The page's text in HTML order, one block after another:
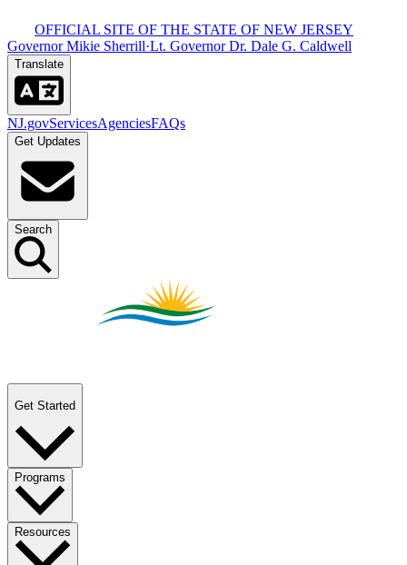
OFFICIAL SITE OF THE STATE OF NEW JERSEY​​​​‌ ‍ ​‍​‍‌‍ ‌ ​‍‌‍‍‌‌‍‌ ‌‍‍‌‌‍ ‍​‍​‍​ ‍‍​‍​‍‌ ​ ‌‍​‌‌‍ ‍‌‍‍‌‌ ‌​‌ ‍‌​‍ ‍‌‍‍‌‌‍ ​‍​‍​‍ ​​‍​‍‌‍‍​‌ ​‍‌‍‌‌‌‍‌‍​‍​‍​ ‍‍​‍​‍‌‍‍​‌ ‌​‌ ‌​‌ ​​​ ‍‍​‍ ​‍ ‌‍ ​‌‍ ‌‍​ ‌‍​‌‌‍ ​‌‍‍​‌‍ ‌ ​ ‌ ‌​​ ‍‍​ ​ ​ ​ ​ ​ ​ ​ ​‍ ‌‍‍‌‌‍ ‍‌ ‌​‌‍‌‌‌‍ ‍‌ ‌​​‍ ‌‍‌‌‌‍‌​‌‍‍‌‌ ‌​​‍ ‌‍ ‌‌‍ ‌‍‌​‌‍‌‌​ ‌‌ ​​‌ ​‍‌‍‌‌‌ ​ ‌‍‌‌‌‍ ‍‌ ‌​‌‍​‌‌ ‌​‌‍‍‌‌‍ ‌‍ ‍​ ‍ ‌‍‍‌‌‍‌​​ ‌‌‍ ‍‌‍‍‍‌​‌ ‌‍ ‌ ‌‍‌​ ​‌‍​‌‌ ‍‌‌‍ ‌ ‌‌‌ ‌​​ ‍ ‌ ‌​‌ ‍‌‌ ​​‌‍‌‌​ ‌‌‍ ‍‌‍‍‍‌‍ ​‌‍​‌‌ ‍‌‌‍ ‌ ‌‌‌ ‌​​ ‍ ‌ ​​‌‍​‌‌ ‌​‌‍‍​​ ‌‌‍‍​‌‍‌‌‌‍​‌‌‍‌​‌‍‌‌‌ ​‍​‍ ‍‌ ​ ‌‍‌‌‌‍​‌‌‍ ​​‍ ‍‌ ‌​‌‍‌‌‌ ‍​‌ ‌​​ ‌‍​‍‌‍​‌‌ ​ ‌‍‌‌‌‌‌‌‌ ​‍‌‍ ​​ ‌‌‍‍​‌ ‌​‌ ‌​‌ ​​​‍‌‌​ ​ ‌​​‌​‍‌‌​ ​‍‌​‌‍​‍‌‌​ ​‍‌​‌‍‌‍ ​‌‍ ‌‍​ ‌‍​‌‌‍ ​‌‍‍​‌‍ ‌ ​ ‌ ‌​​‍‌‌​ ​ ‌​​‌​ ​ ​ ​ ​ ​ ​ ​ ​‍‌‍‌‍‍‌‌‍‌​​ ‌‌‍ ‍‌‍‍‍‌​‌ ‌‍ ‌ ‌‍‌​ ​‌‍​‌‌ ‍‌‌‍ ‌ ‌‌‌ ‌​​‍‌‍‌ ‌​‌ ‍‌‌ ​​‌‍‌‌​ ‌‌‍ ‍‌‍‍‍‌‍ ​‌‍​‌‌ ‍‌‌‍ ‌ ‌‌‌ ‌​​‍‌‍‌ ​​‌‍​‌‌ ‌​‌‍‍​​ ‌‌‍‍​‌‍‌‌‌‍​‌‌‍‌​‌‍‌‌‌ ​‍​‍ ‍‌ ​ ‌‍‌‌‌‍​‌‌‍ ​​‍ ‍‌ ‌​‌‍‌‌‌ ‍​‌ ‌​​‍‌‍‌ ​​‌‍‌‌‌ ​‍‌ ​ ‌ ​​‌‍‌‌‌‍​ ‌ ‌​‌‍‍‌‌ ‌‍‌‍‌‌​ ‌‌ ​​‌ ‌‌‌‍​‍‌‍ ​‌‍‍‌‌ ​ ‌‍‍​‌‍‌‌‌‍‌​​‍​‍‌ ‌
Governor Mikie Sherrill​​​​‌ ‍ ​‍​‍‌‍ ‌ ​‍‌‍‍‌‌‍‌ ‌‍‍‌‌‍ ‍​‍​‍​ ‍‍​‍​‍‌ ​ ‌‍​‌‌‍ ‍‌‍‍‌‌ ‌​‌ ‍‌​‍ ‍‌‍‍‌‌‍ ​‍​‍​‍ ​​‍​‍‌‍‍​‌ ​‍‌‍‌‌‌‍‌‍​‍​‍​ ‍‍​‍​‍‌‍‍​‌ ‌​‌ ‌​‌ ​​​ ‍‍​‍ ​‍ ‌‍ ​‌‍ ‌‍​ ‌‍​‌‌‍ ​‌‍‍​‌‍ ‌ ​ ‌ ‌​​ ‍‍​ ​ ​ ​ ​ ​ ​ ​ ​‍ ‌‍‍‌‌‍ ‍‌ ‌​‌‍‌‌‌‍ ‍‌ ‌​​‍ ‌‍‌‌‌‍‌​‌‍‍‌‌ ‌​​‍ ‌‍ ‌‌‍ ‌‍‌​‌‍‌‌​ ‌‌ ​​‌ ​‍‌‍‌‌‌ ​ ‌‍‌‌‌‍ ‍‌ ‌​‌‍​‌‌ ‌​‌‍‍‌‌‍ ‌‍ ‍​ ‍ ‌‍‍‌‌‍‌​​ ‌‌‍ ‍‌‍‍‍‌​‌ ‌‍ ‌ ‌‍‌​ ​‌‍​‌‌ ‍‌‌‍ ‌ ‌‌‌ ‌​​ ‍ ‌ ‌​‌ ‍‌‌ ​​‌‍‌‌​ ‌‌‍ ‍‌‍‍‍‌‍ ​‌‍​‌‌ ‍‌‌‍ ‌ ‌‌‌ ‌​​ ‍ ‌ ​​‌‍​‌‌ ‌​‌‍‍​​ ‌‌‍‍​‌‍‌‌‌‍​‌‌‍‌​‌‍‌‌‌ ​‍​‍ ‍‌‍ ​‌‍‌‌‌‍​‌‌‍‌​‌‍‌‌‌ ​‍‌ ​ ​‍ ‍‌‍‌ ‌‍ ‌ ‌‍‌‍‌‌‌ ​‍‌‍ ‍‌‍ ‌ ​‍​ ‌‍​‍‌‍​‌‌ ​ ‌‍‌‌‌‌‌‌‌ ​‍‌‍ ​​ ‌‌‍‍​‌ ‌​‌ ‌​‌ ​​​‍‌‌​ ​ ‌​​‌​‍‌‌​ ​‍‌​‌‍​‍‌‌​ ​‍‌​‌‍‌‍ ​‌‍ ‌‍​ ‌‍​‌‌‍ ​‌‍‍​‌‍ ‌ ​ ‌ ‌​​‍‌‌​ ​ ‌​​‌​ ​ ​ ​ ​ ​ ​ ​ ​‍‌‍‌‍‍‌‌‍‌​​ ‌‌‍ ‍‌‍‍‍‌​‌ ‌‍ ‌ ‌‍‌​ ​‌‍​‌‌ ‍‌‌‍ ‌ ‌‌‌ ‌​​‍‌‍‌ ‌​‌ ‍‌‌ ​​‌‍‌‌​ ‌‌‍ ‍‌‍‍‍‌‍ ​‌‍​‌‌ ‍‌‌‍ ‌ ‌‌‌ ‌​​‍‌‍‌ ​​‌‍​‌‌ ‌​‌‍‍​​ ‌‌‍‍​‌‍‌‌‌‍​‌‌‍‌​‌‍‌‌‌ ​‍​‍ ‍‌‍ ​‌‍‌‌‌‍​‌‌‍‌​‌‍‌‌‌ ​‍‌ ​ ​‍ ‍‌‍‌ ‌‍ ‌ ‌‍‌‍‌‌‌ ​‍‌‍ ‍‌‍ ‌ ​‍​‍‌‍‌ ​​‌‍‌‌‌ ​‍‌ ​ ‌ ​​‌‍‌‌‌‍​ ‌ ‌​‌‍‍‌‌ ‌‍‌‍‌‌​ ‌‌ ​​‌ ‌‌‌‍​‍‌‍ ​‌‍‍‌‌ ​ ‌‍‍​‌‍‌‌‌‍‌​​‍​‍‌ ‌·Lt. Governor Dr. Dale G. Caldwell​​​​‌ ‍ ​‍​‍‌‍ ‌ ​‍‌‍‍‌‌‍‌ ‌‍‍‌‌‍ ‍​‍​‍​ ‍‍​‍​‍‌ ​ ‌‍​‌‌‍ ‍‌‍‍‌‌ ‌​‌ ‍‌​‍ ‍‌‍‍‌‌‍ ​‍​‍​‍ ​​‍​‍‌‍‍​‌ ​‍‌‍‌‌‌‍‌‍​‍​‍​ ‍‍​‍​‍‌‍‍​‌ ‌​‌ ‌​‌ ​​​ ‍‍​‍ ​‍ ‌‍ ​‌‍ ‌‍​ ‌‍​‌‌‍ ​‌‍‍​‌‍ ‌ ​ ‌ ‌​​ ‍‍​ ​ ​ ​ ​ ​ ​ ​ ​‍ ‌‍‍‌‌‍ ‍‌ ‌​‌‍‌‌‌‍ ‍‌ ‌​​‍ ‌‍‌‌‌‍‌​‌‍‍‌‌ ‌​​‍ ‌‍ ‌‌‍ ‌‍‌​‌‍‌‌​ ‌‌ ​​‌ ​‍‌‍‌‌‌ ​ ‌‍‌‌‌‍ ‍‌ ‌​‌‍​‌‌ ‌​‌‍‍‌‌‍ ‌‍ ‍​ ‍ ‌‍‍‌‌‍‌​​ ‌‌‍ ‍‌‍‍‍‌​‌ ‌‍ ‌ ‌‍‌​ ​‌‍​‌‌ ‍‌‌‍ ‌ ‌‌‌ ‌​​ ‍ ‌ ‌​‌ ‍‌‌ ​​‌‍‌‌​ ‌‌‍ ‍‌‍‍‍‌‍ ​‌‍​‌‌ ‍‌‌‍ ‌ ‌‌‌ ‌​​ ‍ ‌ ​​‌‍​‌‌ ‌​‌‍‍​​ ‌‌‍‍​‌‍‌‌‌‍​‌‌‍‌​‌‍‌‌‌ ​‍​‍ ‍‌‍ ​‌‍‌‌‌‍​‌‌‍‌​‌‍‌‌‌ ​‍‌ ​ ​‍ ‍‌‍ ​‌ ‌​‌​‌ ‌‍ ‌ ‌‍‌‍‌‌‌ ​‍‌‍ ‍‌‍ ‌ ​‍​ ‌‍​‍‌‍​‌‌ ​ ‌‍‌‌‌‌‌‌‌ ​‍‌‍ ​​ ‌‌‍‍​‌ ‌​‌ ‌​‌ ​​​‍‌‌​ ​ ‌​​‌​‍‌‌​ ​‍‌​‌‍​‍‌‌​ ​‍‌​‌‍‌‍ ​‌‍ ‌‍​ ‌‍​‌‌‍ ​‌‍‍​‌‍ ‌ ​ ‌ ‌​​‍‌‌​ ​ ‌​​‌​ ​ ​ ​ ​ ​ ​ ​ ​‍‌‍‌‍‍‌‌‍‌​​ ‌‌‍ ‍‌‍‍‍‌​‌ ‌‍ ‌ ‌‍‌​ ​‌‍​‌‌ ‍‌‌‍ ‌ ‌‌‌ ‌​​‍‌‍‌ ‌​‌ ‍‌‌ ​​‌‍‌‌​ ‌‌‍ ‍‌‍‍‍‌‍ ​‌‍​‌‌ ‍‌‌‍ ‌ ‌‌‌ ‌​​‍‌‍‌ ​​‌‍​‌‌ ‌​‌‍‍​​ ‌‌‍‍​‌‍‌‌‌‍​‌‌‍‌​‌‍‌‌‌ ​‍​‍ ‍‌‍ ​‌‍‌‌‌‍​‌‌‍‌​‌‍‌‌‌ ​‍‌ ​ ​‍ ‍‌‍ ​‌ ‌​‌​‌ ‌‍ ‌ ‌‍‌‍‌‌‌ ​‍‌‍ ‍‌‍ ‌ ​‍​‍‌‍‌ ​​‌‍‌‌‌ ​‍‌ ​ ‌ ​​‌‍‌‌‌‍​ ‌ ‌​‌‍‍‌‌ ‌‍‌‍‌‌​ ‌‌ ​​‌ ‌‌‌‍​‍‌‍ ​‌‍‍‌‌ ​ ‌‍‍​‌‍‌‌‌‍‌​​‍​‍‌ ‌
Translate​​​​‌ ‍ ​‍​‍‌‍ ‌ ​‍‌‍‍‌‌‍‌ ‌‍‍‌‌‍ ‍​‍​‍​ ‍‍​‍​‍‌ ​ ‌‍​‌‌‍ ‍‌‍‍‌‌ ‌​‌ ‍‌​‍ ‍‌‍‍‌‌‍ ​‍​‍​‍ ​​‍​‍‌‍‍​‌ ​‍‌‍‌‌‌‍‌‍​‍​‍​ ‍‍​‍​‍‌‍‍​‌ ‌​‌ ‌​‌ ​​​ ‍‍​‍ ​‍ ‌‍ ​‌‍ ‌‍​ ‌‍​‌‌‍ ​‌‍‍​‌‍ ‌ ​ ‌ ‌​​ ‍‍​ ​ ​ ​ ​ ​ ​ ​ ​‍ ‌‍‍‌‌‍ ‍‌ ‌​‌‍‌‌‌‍ ‍‌ ‌​​‍ ‌‍‌‌‌‍‌​‌‍‍‌‌ ‌​​‍ ‌‍ ‌‌‍ ‌‍‌​‌‍‌‌​ ‌‌ ​​‌ ​‍‌‍‌‌‌ ​ ‌‍‌‌‌‍ ‍‌ ‌​‌‍​‌‌ ‌​‌‍‍‌‌‍ ‌‍ ‍​ ‍ ‌‍‍‌‌‍‌​​ ‌‌‍ ‍‌‍‍‍‌​‌ ‌‍ ‌ ‌‍‌​ ​‌‍​‌‌ ‍‌‌‍ ‌ ‌‌‌ ‌​​ ‍ ‌ ‌​‌ ‍‌‌ ​​‌‍‌‌​ ‌‌‍ ‍‌‍‍‍‌‍ ​‌‍​‌‌ ‍‌‌‍ ‌ ‌‌‌ ‌​​ ‍ ‌ ​​‌‍​‌‌ ‌​‌‍‍​​ ‌‌‍‍​‌‍‌‌‌‍​‌‌‍‌​‌‍‌‌‌ ​‍​‍ ‍‌ ‌​‌ ​‍‌‍​‌‌‍ ‍‌ ​ ‌‍ ​‌‍​‌‌ ‌​‌‍‍‌‌‍ ‌‍ ‍‌ ​ ​‍ ‍‌‍​‍‌ ‌​‌‍ ‍​ ‌‍​‍‌‍​‌‌ ​ ‌‍‌‌‌‌‌‌‌ ​‍‌‍ ​​ ‌‌‍‍​‌ ‌​‌ ‌​‌ ​​​‍‌‌​ ​ ‌​​‌​‍‌‌​ ​‍‌​‌‍​‍‌‌​ ​‍‌​‌‍‌‍ ​‌‍ ‌‍​ ‌‍​‌‌‍ ​‌‍‍​‌‍ ‌ ​ ‌ ‌​​‍‌‌​ ​ ‌​​‌​ ​ ​ ​ ​ ​ ​ ​ ​‍‌‍‌‍‍‌‌‍‌​​ ‌‌‍ ‍‌‍‍‍‌​‌ ‌‍ ‌ ‌‍‌​ ​‌‍​‌‌ ‍‌‌‍ ‌ ‌‌‌ ‌​​‍‌‍‌ ‌​‌ ‍‌‌ ​​‌‍‌‌​ ‌‌‍ ‍‌‍‍‍‌‍ ​‌‍​‌‌ ‍‌‌‍ ‌ ‌‌‌ ‌​​‍‌‍‌ ​​‌‍​‌‌ ‌​‌‍‍​​ ‌‌‍‍​‌‍‌‌‌‍​‌‌‍‌​‌‍‌‌‌ ​‍​‍ ‍‌ ‌​‌ ​‍‌‍​‌‌‍ ‍‌ ​ ‌‍ ​‌‍​‌‌ ‌​‌‍‍‌‌‍ ‌‍ ‍‌ ​ ​‍ ‍‌‍​‍‌ ‌​‌‍ ‍​‍‌‍‌ ​​‌‍‌‌‌ ​‍‌ ​ ‌ ​​‌‍‌‌‌‍​ ‌ ‌​‌‍‍‌‌ ‌‍‌‍‌‌​ ‌‌ ​​‌ ‌‌‌‍​‍‌‍ ​‌‍‍‌‌ ​ ‌‍‍​‌‍‌‌‌‍‌​​‍​‍‌ ‌
NJ.gov​​​​‌ ‍ ​‍​‍‌‍ ‌ ​‍‌‍‍‌‌‍‌ ‌‍‍‌‌‍ ‍​‍​‍​ ‍‍​‍​‍‌ ​ ‌‍​‌‌‍ ‍‌‍‍‌‌ ‌​‌ ‍‌​‍ ‍‌‍‍‌‌‍ ​‍​‍​‍ ​​‍​‍‌‍‍​‌ ​‍‌‍‌‌‌‍‌‍​‍​‍​ ‍‍​‍​‍‌‍‍​‌ ‌​‌ ‌​‌ ​​​ ‍‍​‍ ​‍ ‌‍ ​‌‍ ‌‍​ ‌‍​‌‌‍ ​‌‍‍​‌‍ ‌ ​ ‌ ‌​​ ‍‍​ ​ ​ ​ ​ ​ ​ ​ ​‍ ‌‍‍‌‌‍ ‍‌ ‌​‌‍‌‌‌‍ ‍‌ ‌​​‍ ‌‍‌‌‌‍‌​‌‍‍‌‌ ‌​​‍ ‌‍ ‌‌‍ ‌‍‌​‌‍‌‌​ ‌‌ ​​‌ ​‍‌‍‌‌‌ ​ ‌‍‌‌‌‍ ‍‌ ‌​‌‍​‌‌ ‌​‌‍‍‌‌‍ ‌‍ ‍​ ‍ ‌‍‍‌‌‍‌​​ ‌‌‍ ‍‌‍‍‍‌​‌ ‌‍ ‌ ‌‍‌​ ​‌‍​‌‌ ‍‌‌‍ ‌ ‌‌‌ ‌​​ ‍ ‌ ‌​‌ ‍‌‌ ​​‌‍‌‌​ ‌‌‍ ‍‌‍‍‍‌‍ ​‌‍​‌‌ ‍‌‌‍ ‌ ‌‌‌ ‌​​ ‍ ‌ ​​‌‍​‌‌ ‌​‌‍‍​​ ‌‌‍‍​‌‍‌‌‌‍​‌‌‍‌​‌‍‌‌‌ ​‍​‍ ‍‌‍ ​‌‍‍‌‌‍ ‍‌‍‍ ‌ ​ ​‍‌‌​ ‌‌‌​​‍‌‌ ‌‍‍ ‌‍‌‌‌ ‍‌​‍‌‌​ ​ ‌​‌​​‍‌‌​ ​ ‌​‌​​‍‌‌​ ​‍​ ​‍​ ​‍‌‍‌‍‌‍​ ‌‍​ ​ ​ ‌‍​‍​ ‍​‌‍‌‌​ ​​​ ​ ‌‍​‍​ ​​​‍‌‌​ ​‍​ ​‍​‍‌‌​ ‌‌‌​‌​​‍ ‍‌ ‌​‌‍‌‌‌ ‍​‌ ‌​​ ‌‍​‍‌‍​‌‌ ​ ‌‍‌‌‌‌‌‌‌ ​‍‌‍ ​​ ‌‌‍‍​‌ ‌​‌ ‌​‌ ​​​‍‌‌​ ​ ‌​​‌​‍‌‌​ ​‍‌​‌‍​‍‌‌​ ​‍‌​‌‍‌‍ ​‌‍ ‌‍​ ‌‍​‌‌‍ ​‌‍‍​‌‍ ‌ ​ ‌ ‌​​‍‌‌​ ​ ‌​​‌​ ​ ​ ​ ​ ​ ​ ​ ​‍‌‍‌‍‍‌‌‍‌​​ ‌‌‍ ‍‌‍‍‍‌​‌ ‌‍ ‌ ‌‍‌​ ​‌‍​‌‌ ‍‌‌‍ ‌ ‌‌‌ ‌​​‍‌‍‌ ‌​‌ ‍‌‌ ​​‌‍‌‌​ ‌‌‍ ‍‌‍‍‍‌‍ ​‌‍​‌‌ ‍‌‌‍ ‌ ‌‌‌ ‌​​‍‌‍‌ ​​‌‍​‌‌ ‌​‌‍‍​​ ‌‌‍‍​‌‍‌‌‌‍​‌‌‍‌​‌‍‌‌‌ ​‍​‍ ‍‌‍ ​‌‍‍‌‌‍ ‍‌‍‍ ‌ ​ ​‍‌‌​ ‌‌‌​​‍‌‌ ‌‍‍ ‌‍‌‌‌ ‍‌​‍‌‌​ ​ ‌​‌​​‍‌‌​ ​ ‌​‌​​‍‌‌​ ​‍​ ​‍​ ​‍‌‍‌‍‌‍​ ‌‍​ ​ ​ ‌‍​‍​ ‍​‌‍‌‌​ ​​​ ​ ‌‍​‍​ ​​​‍‌‌​ ​‍​ ​‍​‍‌‌​ ‌‌‌​‌​​‍ ‍‌ ‌​‌‍‌‌‌ ‍​‌ ‌​​‍‌‍‌ ​​‌‍‌‌‌ ​‍‌ ​ ‌ ​​‌‍‌‌‌‍​ ‌ ‌​‌‍‍‌‌ ‌‍‌‍‌‌​ ‌‌ ​​‌ ‌‌‌‍​‍‌‍ ​‌‍‍‌‌ ​ ‌‍‍​‌‍‌‌‌‍‌​​‍​‍‌ ‌Services​​​​‌ ‍ ​‍​‍‌‍ ‌ ​‍‌‍‍‌‌‍‌ ‌‍‍‌‌‍ ‍​‍​‍​ ‍‍​‍​‍‌ ​ ‌‍​‌‌‍ ‍‌‍‍‌‌ ‌​‌ ‍‌​‍ ‍‌‍‍‌‌‍ ​‍​‍​‍ ​​‍​‍‌‍‍​‌ ​‍‌‍‌‌‌‍‌‍​‍​‍​ ‍‍​‍​‍‌‍‍​‌ ‌​‌ ‌​‌ ​​​ ‍‍​‍ ​‍ ‌‍ ​‌‍ ‌‍​ ‌‍​‌‌‍ ​‌‍‍​‌‍ ‌ ​ ‌ ‌​​ ‍‍​ ​ ​ ​ ​ ​ ​ ​ ​‍ ‌‍‍‌‌‍ ‍‌ ‌​‌‍‌‌‌‍ ‍‌ ‌​​‍ ‌‍‌‌‌‍‌​‌‍‍‌‌ ‌​​‍ ‌‍ ‌‌‍ ‌‍‌​‌‍‌‌​ ‌‌ ​​‌ ​‍‌‍‌‌‌ ​ ‌‍‌‌‌‍ ‍‌ ‌​‌‍​‌‌ ‌​‌‍‍‌‌‍ ‌‍ ‍​ ‍ ‌‍‍‌‌‍‌​​ ‌‌‍ ‍‌‍‍‍‌​‌ ‌‍ ‌ ‌‍‌​ ​‌‍​‌‌ ‍‌‌‍ ‌ ‌‌‌ ‌​​ ‍ ‌ ‌​‌ ‍‌‌ ​​‌‍‌‌​ ‌‌‍ ‍‌‍‍‍‌‍ ​‌‍​‌‌ ‍‌‌‍ ‌ ‌‌‌ ‌​​ ‍ ‌ ​​‌‍​‌‌ ‌​‌‍‍​​ ‌‌‍‍​‌‍‌‌‌‍​‌‌‍‌​‌‍‌‌‌ ​‍​‍ ‍‌‍ ​‌‍‍‌‌‍ ‍‌‍‍ ‌ ​ ​‍‌‌​ ‌‌‌​​‍‌‌ ‌‍‍ ‌‍‌‌‌ ‍‌​‍‌‌​ ​ ‌​‌​​‍‌‌​ ​ ‌​‌​​‍‌‌​ ​‍​ ​‍​ ​‍​ ‍​​ ‌ ​ ‍‌​ ​‍‌‍​ ‌‍​ ‌‍‌‍​ ​ ​ ‌ ​ ‌​​ ‌​​‍‌‌​ ​‍​ ​‍​‍‌‌​ ‌‌‌​‌​​‍ ‍‌ ‌​‌‍‌‌‌ ‍​‌ ‌​​ ‌‍​‍‌‍​‌‌ ​ ‌‍‌‌‌‌‌‌‌ ​‍‌‍ ​​ ‌‌‍‍​‌ ‌​‌ ‌​‌ ​​​‍‌‌​ ​ ‌​​‌​‍‌‌​ ​‍‌​‌‍​‍‌‌​ ​‍‌​‌‍‌‍ ​‌‍ ‌‍​ ‌‍​‌‌‍ ​‌‍‍​‌‍ ‌ ​ ‌ ‌​​‍‌‌​ ​ ‌​​‌​ ​ ​ ​ ​ ​ ​ ​ ​‍‌‍‌‍‍‌‌‍‌​​ ‌‌‍ ‍‌‍‍‍‌​‌ ‌‍ ‌ ‌‍‌​ ​‌‍​‌‌ ‍‌‌‍ ‌ ‌‌‌ ‌​​‍‌‍‌ ‌​‌ ‍‌‌ ​​‌‍‌‌​ ‌‌‍ ‍‌‍‍‍‌‍ ​‌‍​‌‌ ‍‌‌‍ ‌ ‌‌‌ ‌​​‍‌‍‌ ​​‌‍​‌‌ ‌​‌‍‍​​ ‌‌‍‍​‌‍‌‌‌‍​‌‌‍‌​‌‍‌‌‌ ​‍​‍ ‍‌‍ ​‌‍‍‌‌‍ ‍‌‍‍ ‌ ​ ​‍‌‌​ ‌‌‌​​‍‌‌ ‌‍‍ ‌‍‌‌‌ ‍‌​‍‌‌​ ​ ‌​‌​​‍‌‌​ ​ ‌​‌​​‍‌‌​ ​‍​ ​‍​ ​‍​ ‍​​ ‌ ​ ‍‌​ ​‍‌‍​ ‌‍​ ‌‍‌‍​ ​ ​ ‌ ​ ‌​​ ‌​​‍‌‌​ ​‍​ ​‍​‍‌‌​ ‌‌‌​‌​​‍ ‍‌ ‌​‌‍‌‌‌ ‍​‌ ‌​​‍‌‍‌ ​​‌‍‌‌‌ ​‍‌ ​ ‌ ​​‌‍‌‌‌‍​ ‌ ‌​‌‍‍‌‌ ‌‍‌‍‌‌​ ‌‌ ​​‌ ‌‌‌‍​‍‌‍ ​‌‍‍‌‌ ​ ‌‍‍​‌‍‌‌‌‍‌​​‍​‍‌ ‌Agencies​​​​‌ ‍ ​‍​‍‌‍ ‌ ​‍‌‍‍‌‌‍‌ ‌‍‍‌‌‍ ‍​‍​‍​ ‍‍​‍​‍‌ ​ ‌‍​‌‌‍ ‍‌‍‍‌‌ ‌​‌ ‍‌​‍ ‍‌‍‍‌‌‍ ​‍​‍​‍ ​​‍​‍‌‍‍​‌ ​‍‌‍‌‌‌‍‌‍​‍​‍​ ‍‍​‍​‍‌‍‍​‌ ‌​‌ ‌​‌ ​​​ ‍‍​‍ ​‍ ‌‍ ​‌‍ ‌‍​ ‌‍​‌‌‍ ​‌‍‍​‌‍ ‌ ​ ‌ ‌​​ ‍‍​ ​ ​ ​ ​ ​ ​ ​ ​‍ ‌‍‍‌‌‍ ‍‌ ‌​‌‍‌‌‌‍ ‍‌ ‌​​‍ ‌‍‌‌‌‍‌​‌‍‍‌‌ ‌​​‍ ‌‍ ‌‌‍ ‌‍‌​‌‍‌‌​ ‌‌ ​​‌ ​‍‌‍‌‌‌ ​ ‌‍‌‌‌‍ ‍‌ ‌​‌‍​‌‌ ‌​‌‍‍‌‌‍ ‌‍ ‍​ ‍ ‌‍‍‌‌‍‌​​ ‌‌‍ ‍‌‍‍‍‌​‌ ‌‍ ‌ ‌‍‌​ ​‌‍​‌‌ ‍‌‌‍ ‌ ‌‌‌ ‌​​ ‍ ‌ ‌​‌ ‍‌‌ ​​‌‍‌‌​ ‌‌‍ ‍‌‍‍‍‌‍ ​‌‍​‌‌ ‍‌‌‍ ‌ ‌‌‌ ‌​​ ‍ ‌ ​​‌‍​‌‌ ‌​‌‍‍​​ ‌‌‍‍​‌‍‌‌‌‍​‌‌‍‌​‌‍‌‌‌ ​‍​‍ ‍‌‍ ​‌‍‍‌‌‍ ‍‌‍‍ ‌ ​ ​‍‌‌​ ‌‌‌​​‍‌‌ ‌‍‍ ‌‍‌‌‌ ‍‌​‍‌‌​ ​ ‌​‌​​‍‌‌​ ​ ‌​‌​​‍‌‌​ ​‍​ ​‍​ ‌ ‌‍‌​​ ​‌‌‍‌‍​ ​ ​ ​​‌‍​ ‌‍​‍​ ‌ ‌‍‌​​ ‍​​ ​ ​‍‌‌​ ​‍​ ​‍​‍‌‌​ ‌‌‌​‌​​‍ ‍‌ ‌​‌‍‌‌‌ ‍​‌ ‌​​ ‌‍​‍‌‍​‌‌ ​ ‌‍‌‌‌‌‌‌‌ ​‍‌‍ ​​ ‌‌‍‍​‌ ‌​‌ ‌​‌ ​​​‍‌‌​ ​ ‌​​‌​‍‌‌​ ​‍‌​‌‍​‍‌‌​ ​‍‌​‌‍‌‍ ​‌‍ ‌‍​ ‌‍​‌‌‍ ​‌‍‍​‌‍ ‌ ​ ‌ ‌​​‍‌‌​ ​ ‌​​‌​ ​ ​ ​ ​ ​ ​ ​ ​‍‌‍‌‍‍‌‌‍‌​​ ‌‌‍ ‍‌‍‍‍‌​‌ ‌‍ ‌ ‌‍‌​ ​‌‍​‌‌ ‍‌‌‍ ‌ ‌‌‌ ‌​​‍‌‍‌ ‌​‌ ‍‌‌ ​​‌‍‌‌​ ‌‌‍ ‍‌‍‍‍‌‍ ​‌‍​‌‌ ‍‌‌‍ ‌ ‌‌‌ ‌​​‍‌‍‌ ​​‌‍​‌‌ ‌​‌‍‍​​ ‌‌‍‍​‌‍‌‌‌‍​‌‌‍‌​‌‍‌‌‌ ​‍​‍ ‍‌‍ ​‌‍‍‌‌‍ ‍‌‍‍ ‌ ​ ​‍‌‌​ ‌‌‌​​‍‌‌ ‌‍‍ ‌‍‌‌‌ ‍‌​‍‌‌​ ​ ‌​‌​​‍‌‌​ ​ ‌​‌​​‍‌‌​ ​‍​ ​‍​ ‌ ‌‍‌​​ ​‌‌‍‌‍​ ​ ​ ​​‌‍​ ‌‍​‍​ ‌ ‌‍‌​​ ‍​​ ​ ​‍‌‌​ ​‍​ ​‍​‍‌‌​ ‌‌‌​‌​​‍ ‍‌ ‌​‌‍‌‌‌ ‍​‌ ‌​​‍‌‍‌ ​​‌‍‌‌‌ ​‍‌ ​ ‌ ​​‌‍‌‌‌‍​ ‌ ‌​‌‍‍‌‌ ‌‍‌‍‌‌​ ‌‌ ​​‌ ‌‌‌‍​‍‌‍ ​‌‍‍‌‌ ​ ‌‍‍​‌‍‌‌‌‍‌​​‍​‍‌ ‌FAQs​​​​‌ ‍ ​‍​‍‌‍ ‌ ​‍‌‍‍‌‌‍‌ ‌‍‍‌‌‍ ‍​‍​‍​ ‍‍​‍​‍‌ ​ ‌‍​‌‌‍ ‍‌‍‍‌‌ ‌​‌ ‍‌​‍ ‍‌‍‍‌‌‍ ​‍​‍​‍ ​​‍​‍‌‍‍​‌ ​‍‌‍‌‌‌‍‌‍​‍​‍​ ‍‍​‍​‍‌‍‍​‌ ‌​‌ ‌​‌ ​​​ ‍‍​‍ ​‍ ‌‍ ​‌‍ ‌‍​ ‌‍​‌‌‍ ​‌‍‍​‌‍ ‌ ​ ‌ ‌​​ ‍‍​ ​ ​ ​ ​ ​ ​ ​ ​‍ ‌‍‍‌‌‍ ‍‌ ‌​‌‍‌‌‌‍ ‍‌ ‌​​‍ ‌‍‌‌‌‍‌​‌‍‍‌‌ ‌​​‍ ‌‍ ‌‌‍ ‌‍‌​‌‍‌‌​ ‌‌ ​​‌ ​‍‌‍‌‌‌ ​ ‌‍‌‌‌‍ ‍‌ ‌​‌‍​‌‌ ‌​‌‍‍‌‌‍ ‌‍ ‍​ ‍ ‌‍‍‌‌‍‌​​ ‌‌‍ ‍‌‍‍‍‌​‌ ‌‍ ‌ ‌‍‌​ ​‌‍​‌‌ ‍‌‌‍ ‌ ‌‌‌ ‌​​ ‍ ‌ ‌​‌ ‍‌‌ ​​‌‍‌‌​ ‌‌‍ ‍‌‍‍‍‌‍ ​‌‍​‌‌ ‍‌‌‍ ‌ ‌‌‌ ‌​​ ‍ ‌ ​​‌‍​‌‌ ‌​‌‍‍​​ ‌‌‍‍​‌‍‌‌‌‍​‌‌‍‌​‌‍‌‌‌ ​‍​‍ ‍‌‍ ​‌‍‍‌‌‍ ‍‌‍‍ ‌ ​ ​‍‌‌​ ‌‌‌​​‍‌‌ ‌‍‍ ‌‍‌‌‌ ‍‌​‍‌‌​ ​ ‌​‌​​‍‌‌​ ​ ‌​‌​​‍‌‌​ ​‍​ ​‍‌‍​ ​ ‌‍​ ‍​‌‍​ ‌‍​‍​ ​‌​ ​​​ ‌‌‌‍​ ​ ‌‌​ ​‌‌‍​‍​‍‌‌​ ​‍​ ​‍​‍‌‌​ ‌‌‌​‌​​‍ ‍‌ ‌​‌‍‌‌‌ ‍​‌ ‌​​ ‌‍​‍‌‍​‌‌ ​ ‌‍‌‌‌‌‌‌‌ ​‍‌‍ ​​ ‌‌‍‍​‌ ‌​‌ ‌​‌ ​​​‍‌‌​ ​ ‌​​‌​‍‌‌​ ​‍‌​‌‍​‍‌‌​ ​‍‌​‌‍‌‍ ​‌‍ ‌‍​ ‌‍​‌‌‍ ​‌‍‍​‌‍ ‌ ​ ‌ ‌​​‍‌‌​ ​ ‌​​‌​ ​ ​ ​ ​ ​ ​ ​ ​‍‌‍‌‍‍‌‌‍‌​​ ‌‌‍ ‍‌‍‍‍‌​‌ ‌‍ ‌ ‌‍‌​ ​‌‍​‌‌ ‍‌‌‍ ‌ ‌‌‌ ‌​​‍‌‍‌ ‌​‌ ‍‌‌ ​​‌‍‌‌​ ‌‌‍ ‍‌‍‍‍‌‍ ​‌‍​‌‌ ‍‌‌‍ ‌ ‌‌‌ ‌​​‍‌‍‌ ​​‌‍​‌‌ ‌​‌‍‍​​ ‌‌‍‍​‌‍‌‌‌‍​‌‌‍‌​‌‍‌‌‌ ​‍​‍ ‍‌‍ ​‌‍‍‌‌‍ ‍‌‍‍ ‌ ​ ​‍‌‌​ ‌‌‌​​‍‌‌ ‌‍‍ ‌‍‌‌‌ ‍‌​‍‌‌​ ​ ‌​‌​​‍‌‌​ ​ ‌​‌​​‍‌‌​ ​‍​ ​‍‌‍​ ​ ‌‍​ ‍​‌‍​ ‌‍​‍​ ​‌​ ​​​ ‌‌‌‍​ ​ ‌‌​ ​‌‌‍​‍​‍‌‌​ ​‍​ ​‍​‍‌‌​ ‌‌‌​‌​​‍ ‍‌ ‌​‌‍‌‌‌ ‍​‌ ‌​​‍‌‍‌ ​​‌‍‌‌‌ ​‍‌ ​ ‌ ​​‌‍‌‌‌‍​ ‌ ‌​‌‍‍‌‌ ‌‍‌‍‌‌​ ‌‌ ​​‌ ‌‌‌‍​‍‌‍ ​‌‍‍‌‌ ​ ‌‍‍​‌‍‌‌‌‍‌​​‍​‍‌ ‌
Get Updates​​​​‌ ‍ ​‍​‍‌‍ ‌ ​‍‌‍‍‌‌‍‌ ‌‍‍‌‌‍ ‍​‍​‍​ ‍‍​‍​‍‌ ​ ‌‍​‌‌‍ ‍‌‍‍‌‌ ‌​‌ ‍‌​‍ ‍‌‍‍‌‌‍ ​‍​‍​‍ ​​‍​‍‌‍‍​‌ ​‍‌‍‌‌‌‍‌‍​‍​‍​ ‍‍​‍​‍‌‍‍​‌ ‌​‌ ‌​‌ ​​​ ‍‍​‍ ​‍ ‌‍ ​‌‍ ‌‍​ ‌‍​‌‌‍ ​‌‍‍​‌‍ ‌ ​ ‌ ‌​​ ‍‍​ ​ ​ ​ ​ ​ ​ ​ ​‍ ‌‍‍‌‌‍ ‍‌ ‌​‌‍‌‌‌‍ ‍‌ ‌​​‍ ‌‍‌‌‌‍‌​‌‍‍‌‌ ‌​​‍ ‌‍ ‌‌‍ ‌‍‌​‌‍‌‌​ ‌‌ ​​‌ ​‍‌‍‌‌‌ ​ ‌‍‌‌‌‍ ‍‌ ‌​‌‍​‌‌ ‌​‌‍‍‌‌‍ ‌‍ ‍​ ‍ ‌‍‍‌‌‍‌​​ ‌‌‍ ‍‌‍‍‍‌​‌ ‌‍ ‌ ‌‍‌​ ​‌‍​‌‌ ‍‌‌‍ ‌ ‌‌‌ ‌​​ ‍ ‌ ‌​‌ ‍‌‌ ​​‌‍‌‌​ ‌‌‍ ‍‌‍‍‍‌‍ ​‌‍​‌‌ ‍‌‌‍ ‌ ‌‌‌ ‌​​ ‍ ‌ ​​‌‍​‌‌ ‌​‌‍‍​​ ‌‌‍‍​‌‍‌‌‌‍​‌‌‍‌​‌‍‌‌‌ ​‍​‍ ‍‌‍ ‍‌‍‌‌‌ ‌ ‌ ​ ‌‍ ​‌‍‌‌‌ ‌​‌ ‌​‌‍‌‌‌ ​‍​‍ ‍‌‍​‍‌ ‌​‌‍ ‍​ ‌‍​‍‌‍​‌‌ ​ ‌‍‌‌‌‌‌‌‌ ​‍‌‍ ​​ ‌‌‍‍​‌ ‌​‌ ‌​‌ ​​​‍‌‌​ ​ ‌​​‌​‍‌‌​ ​‍‌​‌‍​‍‌‌​ ​‍‌​‌‍‌‍ ​‌‍ ‌‍​ ‌‍​‌‌‍ ​‌‍‍​‌‍ ‌ ​ ‌ ‌​​‍‌‌​ ​ ‌​​‌​ ​ ​ ​ ​ ​ ​ ​ ​‍‌‍‌‍‍‌‌‍‌​​ ‌‌‍ ‍‌‍‍‍‌​‌ ‌‍ ‌ ‌‍‌​ ​‌‍​‌‌ ‍‌‌‍ ‌ ‌‌‌ ‌​​‍‌‍‌ ‌​‌ ‍‌‌ ​​‌‍‌‌​ ‌‌‍ ‍‌‍‍‍‌‍ ​‌‍​‌‌ ‍‌‌‍ ‌ ‌‌‌ ‌​​‍‌‍‌ ​​‌‍​‌‌ ‌​‌‍‍​​ ‌‌‍‍​‌‍‌‌‌‍​‌‌‍‌​‌‍‌‌‌ ​‍​‍ ‍‌‍ ‍‌‍‌‌‌ ‌ ‌ ​ ‌‍ ​‌‍‌‌‌ ‌​‌ ‌​‌‍‌‌‌ ​‍​‍ ‍‌‍​‍‌ ‌​‌‍ ‍​‍‌‍‌ ​​‌‍‌‌‌ ​‍‌ ​ ‌ ​​‌‍‌‌‌‍​ ‌ ‌​‌‍‍‌‌ ‌‍‌‍‌‌​ ‌‌ ​​‌ ‌‌‌‍​‍‌‍ ​‌‍‍‌‌ ​ ‌‍‍​‌‍‌‌‌‍‌​​‍​‍‌ ‌
Search​​​​‌ ‍ ​‍​‍‌‍ ‌ ​‍‌‍‍‌‌‍‌ ‌‍‍‌‌‍ ‍​‍​‍​ ‍‍​‍​‍‌ ​ ‌‍​‌‌‍ ‍‌‍‍‌‌ ‌​‌ ‍‌​‍ ‍‌‍‍‌‌‍ ​‍​‍​‍ ​​‍​‍‌‍‍​‌ ​‍‌‍‌‌‌‍‌‍​‍​‍​ ‍‍​‍​‍‌‍‍​‌ ‌​‌ ‌​‌ ​​​ ‍‍​‍ ​‍ ‌‍ ​‌‍ ‌‍​ ‌‍​‌‌‍ ​‌‍‍​‌‍ ‌ ​ ‌ ‌​​ ‍‍​ ​ ​ ​ ​ ​ ​ ​ ​‍ ‌‍‍‌‌‍ ‍‌ ‌​‌‍‌‌‌‍ ‍‌ ‌​​‍ ‌‍‌‌‌‍‌​‌‍‍‌‌ ‌​​‍ ‌‍ ‌‌‍ ‌‍‌​‌‍‌‌​ ‌‌ ​​‌ ​‍‌‍‌‌‌ ​ ‌‍‌‌‌‍ ‍‌ ‌​‌‍​‌‌ ‌​‌‍‍‌‌‍ ‌‍ ‍​ ‍ ‌‍‍‌‌‍‌​​ ‌‌‍ ‍‌‍‍‍‌​‌ ‌‍ ‌ ‌‍‌​ ​‌‍​‌‌ ‍‌‌‍ ‌ ‌‌‌ ‌​​ ‍ ‌ ‌​‌ ‍‌‌ ​​‌‍‌‌​ ‌‌‍ ‍‌‍‍‍‌‍ ​‌‍​‌‌ ‍‌‌‍ ‌ ‌‌‌ ‌​​ ‍ ‌ ​​‌‍​‌‌ ‌​‌‍‍​​ ‌‌‍‍​‌‍‌‌‌‍​‌‌‍‌​‌‍‌‌‌ ​‍​‍ ‍‌ ​ ‌‍‌‌‌‍​‌‌ ​‍‌‍​ ‌‍‍​​‍ ‍‌‍​‍‌ ‌​‌‍ ‍​ ‌‍​‍‌‍​‌‌ ​ ‌‍‌‌‌‌‌‌‌ ​‍‌‍ ​​ ‌‌‍‍​‌ ‌​‌ ‌​‌ ​​​‍‌‌​ ​ ‌​​‌​‍‌‌​ ​‍‌​‌‍​‍‌‌​ ​‍‌​‌‍‌‍ ​‌‍ ‌‍​ ‌‍​‌‌‍ ​‌‍‍​‌‍ ‌ ​ ‌ ‌​​‍‌‌​ ​ ‌​​‌​ ​ ​ ​ ​ ​ ​ ​ ​‍‌‍‌‍‍‌‌‍‌​​ ‌‌‍ ‍‌‍‍‍‌​‌ ‌‍ ‌ ‌‍‌​ ​‌‍​‌‌ ‍‌‌‍ ‌ ‌‌‌ ‌​​‍‌‍‌ ‌​‌ ‍‌‌ ​​‌‍‌‌​ ‌‌‍ ‍‌‍‍‍‌‍ ​‌‍​‌‌ ‍‌‌‍ ‌ ‌‌‌ ‌​​‍‌‍‌ ​​‌‍​‌‌ ‌​‌‍‍​​ ‌‌‍‍​‌‍‌‌‌‍​‌‌‍‌​‌‍‌‌‌ ​‍​‍ ‍‌ ​ ‌‍‌‌‌‍​‌‌ ​‍‌‍​ ‌‍‍​​‍ ‍‌‍​‍‌ ‌​‌‍ ‍​‍‌‍‌ ​​‌‍‌‌‌ ​‍‌ ​ ‌ ​​‌‍‌‌‌‍​ ‌ ‌​‌‍‍‌‌ ‌‍‌‍‌‌​ ‌‌ ​​‌ ‌‌‌‍​‍‌‍ ​‌‍‍‌‌ ​ ‌‍‍​‌‍‌‌‌‍‌​​‍​‍‌ ‌
Get Started​​​​‌ ‍ ​‍​‍‌‍ ‌ ​‍‌‍‍‌‌‍‌ ‌‍‍‌‌‍ ‍​‍​‍​ ‍‍​‍​‍‌ ​ ‌‍​‌‌‍ ‍‌‍‍‌‌ ‌​‌ ‍‌​‍ ‍‌‍‍‌‌‍ ​‍​‍​‍ ​​‍​‍‌‍‍​‌ ​‍‌‍‌‌‌‍‌‍​‍​‍​ ‍‍​‍​‍‌‍‍​‌ ‌​‌ ‌​‌ ​​​ ‍‍​‍ ​‍ ‌‍ ​‌‍ ‌‍​ ‌‍​‌‌‍ ​‌‍‍​‌‍ ‌ ​ ‌ ‌​​ ‍‍​ ​ ​ ​ ​ ​ ​ ​ ​‍ ‌‍‍‌‌‍ ‍‌ ‌​‌‍‌‌‌‍ ‍‌ ‌​​‍ ‌‍‌‌‌‍‌​‌‍‍‌‌ ‌​​‍ ‌‍ ‌‌‍ ‌‍‌​‌‍‌‌​ ‌‌ ​​‌ ​‍‌‍‌‌‌ ​ ‌‍‌‌‌‍ ‍‌ ‌​‌‍​‌‌ ‌​‌‍‍‌‌‍ ‌‍ ‍​ ‍ ‌‍‍‌‌‍‌​​ ‌‌ ​ ‌‍‍‌‌ ‌​‌‍‌‌‌​‍​‌‍‌‌‌‍​‌‌‍‌​‌‍‌‌‌ ​‍​ ‍ ‌ ‌​‌ ‍‌‌ ​​‌‍‌‌​ ‌‌‍‍​‌‍‌‌‌‍​‌‌‍‌​‌‍‌‌‌ ​‍​ ‍ ‌ ​​‌‍​‌‌ ‌​‌‍‍​​ ‌‌‍‌ ‌‍‌‌‌ ‌​‌‌​ ‌ ‌​‌‍​‌‌ ​‍‌ ‌​‌‍‌‌‌‍‌​‌​ ‌‌‍‌‌‌‍ ‍‌ ‌‌​‍ ‍‌‍​‍‌ ‌​‌‍ ‍‌‌‌​‌‍‌‌‌ ‍​‌ ‌​​ ‌‍​‍‌‍​‌‌ ​ ‌‍‌‌‌‌‌‌‌ ​‍‌‍ ​​ ‌‌‍‍​‌ ‌​‌ ‌​‌ ​​​‍‌‌​ ​ ‌​​‌​‍‌‌​ ​‍‌​‌‍​‍‌‌​ ​‍‌​‌‍‌‍ ​‌‍ ‌‍​ ‌‍​‌‌‍ ​‌‍‍​‌‍ ‌ ​ ‌ ‌​​‍‌‌​ ​ ‌​​‌​ ​ ​ ​ ​ ​ ​ ​ ​‍‌‍‌‍‍‌‌‍‌​​ ‌‌ ​ ‌‍‍‌‌ ‌​‌‍‌‌‌​‍​‌‍‌‌‌‍​‌‌‍‌​‌‍‌‌‌ ​‍​‍‌‍‌ ‌​‌ ‍‌‌ ​​‌‍‌‌​ ‌‌‍‍​‌‍‌‌‌‍​‌‌‍‌​‌‍‌‌‌ ​‍​‍‌‍‌ ​​‌‍​‌‌ ‌​‌‍‍​​ ‌‌‍‌ ‌‍‌‌‌ ‌​‌‌​ ‌ ‌​‌‍​‌‌ ​‍‌ ‌​‌‍‌‌‌‍‌​‌​ ‌‌‍‌‌‌‍ ‍‌ ‌‌​‍ ‍‌‍​‍‌ ‌​‌‍ ‍‌‌‌​‌‍‌‌‌ ‍​‌ ‌​​‍‌‍‌ ​​‌‍‌‌‌ ​‍‌ ​ ‌ ​​‌‍‌‌‌‍​ ‌ ‌​‌‍‍‌‌ ‌‍‌‍‌‌​ ‌‌ ​​‌ ‌‌‌‍​‍‌‍ ​‌‍‍‌‌ ​ ‌‍‍​‌‍‌‌‌‍‌​​‍​‍‌ ‌
Programs​​​​‌ ‍ ​‍​‍‌‍ ‌ ​‍‌‍‍‌‌‍‌ ‌‍‍‌‌‍ ‍​‍​‍​ ‍‍​‍​‍‌ ​ ‌‍​‌‌‍ ‍‌‍‍‌‌ ‌​‌ ‍‌​‍ ‍‌‍‍‌‌‍ ​‍​‍​‍ ​​‍​‍‌‍‍​‌ ​‍‌‍‌‌‌‍‌‍​‍​‍​ ‍‍​‍​‍‌‍‍​‌ ‌​‌ ‌​‌ ​​​ ‍‍​‍ ​‍ ‌‍ ​‌‍ ‌‍​ ‌‍​‌‌‍ ​‌‍‍​‌‍ ‌ ​ ‌ ‌​​ ‍‍​ ​ ​ ​ ​ ​ ​ ​ ​‍ ‌‍‍‌‌‍ ‍‌ ‌​‌‍‌‌‌‍ ‍‌ ‌​​‍ ‌‍‌‌‌‍‌​‌‍‍‌‌ ‌​​‍ ‌‍ ‌‌‍ ‌‍‌​‌‍‌‌​ ‌‌ ​​‌ ​‍‌‍‌‌‌ ​ ‌‍‌‌‌‍ ‍‌ ‌​‌‍​‌‌ ‌​‌‍‍‌‌‍ ‌‍ ‍​ ‍ ‌‍‍‌‌‍‌​​ ‌‌ ​ ‌‍‍‌‌ ‌​‌‍‌‌‌​‍​‌‍‌‌‌‍​‌‌‍‌​‌‍‌‌‌ ​‍​ ‍ ‌ ‌​‌ ‍‌‌ ​​‌‍‌‌​ ‌‌‍‍​‌‍‌‌‌‍​‌‌‍‌​‌‍‌‌‌ ​‍​ ‍ ‌ ​​‌‍​‌‌ ‌​‌‍‍​​ ‌‌‍ ​‌‍‌‌‌‍‌‍‌ ‌​‌​ ‌‌‍‌‌‌‍ ‍‌ ‌‌‌ ​ ​‍‌‌​ ‌‌‌​​‍‌‌ ‌‍‍ ‌‍‌‌‌ ‍‌​‍‌‌​ ​ ‌​‌​​‍‌‌​ ​ ‌​‌​​‍‌‌​ ​‍​ ​‍​ ​ ‌‍‌​​ ‌​​ ​‌‌‍‌‌​ ‌​​ ​​​ ‌​‌‍‌‌‌‍‌​​ ​​​ ​​​‍‌‌​ ​‍​ ​‍​‍‌‌​ ‌‌‌​‌​​‍ ‍‌ ‌​‌‍‌‌‌ ‍​‌ ‌​​ ‌‍​‍‌‍​‌‌ ​ ‌‍‌‌‌‌‌‌‌ ​‍‌‍ ​​ ‌‌‍‍​‌ ‌​‌ ‌​‌ ​​​‍‌‌​ ​ ‌​​‌​‍‌‌​ ​‍‌​‌‍​‍‌‌​ ​‍‌​‌‍‌‍ ​‌‍ ‌‍​ ‌‍​‌‌‍ ​‌‍‍​‌‍ ‌ ​ ‌ ‌​​‍‌‌​ ​ ‌​​‌​ ​ ​ ​ ​ ​ ​ ​ ​‍‌‍‌‍‍‌‌‍‌​​ ‌‌ ​ ‌‍‍‌‌ ‌​‌‍‌‌‌​‍​‌‍‌‌‌‍​‌‌‍‌​‌‍‌‌‌ ​‍​‍‌‍‌ ‌​‌ ‍‌‌ ​​‌‍‌‌​ ‌‌‍‍​‌‍‌‌‌‍​‌‌‍‌​‌‍‌‌‌ ​‍​‍‌‍‌ ​​‌‍​‌‌ ‌​‌‍‍​​ ‌‌‍ ​‌‍‌‌‌‍‌‍‌ ‌​‌​ ‌‌‍‌‌‌‍ ‍‌ ‌‌‌ ​ ​‍‌‌​ ‌‌‌​​‍‌‌ ‌‍‍ ‌‍‌‌‌ ‍‌​‍‌‌​ ​ ‌​‌​​‍‌‌​ ​ ‌​‌​​‍‌‌​ ​‍​ ​‍​ ​ ‌‍‌​​ ‌​​ ​‌‌‍‌‌​ ‌​​ ​​​ ‌​‌‍‌‌‌‍‌​​ ​​​ ​​​‍‌‌​ ​‍​ ​‍​‍‌‌​ ‌‌‌​‌​​‍ ‍‌ ‌​‌‍‌‌‌ ‍​‌ ‌​​‍‌‍‌ ​​‌‍‌‌‌ ​‍‌ ​ ‌ ​​‌‍‌‌‌‍​ ‌ ‌​‌‍‍‌‌ ‌‍‌‍‌‌​ ‌‌ ​​‌ ‌‌‌‍​‍‌‍ ​‌‍‍‌‌ ​ ‌‍‍​‌‍‌‌‌‍‌​​‍​‍‌ ‌
Resources​​​​‌ ‍ ​‍​‍‌‍ ‌ ​‍‌‍‍‌‌‍‌ ‌‍‍‌‌‍ ‍​‍​‍​ ‍‍​‍​‍‌ ​ ‌‍​‌‌‍ ‍‌‍‍‌‌ ‌​‌ ‍‌​‍ ‍‌‍‍‌‌‍ ​‍​‍​‍ ​​‍​‍‌‍‍​‌ ​‍‌‍‌‌‌‍‌‍​‍​‍​ ‍‍​‍​‍‌‍‍​‌ ‌​‌ ‌​‌ ​​​ ‍‍​‍ ​‍ ‌‍ ​‌‍ ‌‍​ ‌‍​‌‌‍ ​‌‍‍​‌‍ ‌ ​ ‌ ‌​​ ‍‍​ ​ ​ ​ ​ ​ ​ ​ ​‍ ‌‍‍‌‌‍ ‍‌ ‌​‌‍‌‌‌‍ ‍‌ ‌​​‍ ‌‍‌‌‌‍‌​‌‍‍‌‌ ‌​​‍ ‌‍ ‌‌‍ ‌‍‌​‌‍‌‌​ ‌‌ ​​‌ ​‍‌‍‌‌‌ ​ ‌‍‌‌‌‍ ‍‌ ‌​‌‍​‌‌ ‌​‌‍‍‌‌‍ ‌‍ ‍​ ‍ ‌‍‍‌‌‍‌​​ ‌‌ ​ ‌‍‍‌‌ ‌​‌‍‌‌‌​‍​‌‍‌‌‌‍​‌‌‍‌​‌‍‌‌‌ ​‍​ ‍ ‌ ‌​‌ ‍‌‌ ​​‌‍‌‌​ ‌‌‍‍​‌‍‌‌‌‍​‌‌‍‌​‌‍‌‌‌ ​‍​ ‍ ‌ ​​‌‍​‌‌ ‌​‌‍‍​​ ‌‌‍ ​‌‍‌‌‌‍‌‍‌ ‌​‌​ ‌‌‍‌‌‌‍ ‍‌ ‌‌‌ ​ ​‍‌‌​ ‌‌‌​​‍‌‌ ‌‍‍ ‌‍‌‌‌ ‍‌​‍‌‌​ ​ ‌​‌​​‍‌‌​ ​ ‌​‌​​‍‌‌​ ​‍​ ​‍‌‍‌‍‌‍‌‍​ ‌​​ ‌‌‌‍‌‌​ ​ ‌‍‌‌‌‍​‌‌‍​ ​ ‍‌‌‍​ ​ ‍‌​‍‌‌​ ​‍​ ​‍​‍‌‌​ ‌‌‌​‌​​‍ ‍‌ ‌​‌‍‌‌‌ ‍​‌ ‌​​ ‌‍​‍‌‍​‌‌ ​ ‌‍‌‌‌‌‌‌‌ ​‍‌‍ ​​ ‌‌‍‍​‌ ‌​‌ ‌​‌ ​​​‍‌‌​ ​ ‌​​‌​‍‌‌​ ​‍‌​‌‍​‍‌‌​ ​‍‌​‌‍‌‍ ​‌‍ ‌‍​ ‌‍​‌‌‍ ​‌‍‍​‌‍ ‌ ​ ‌ ‌​​‍‌‌​ ​ ‌​​‌​ ​ ​ ​ ​ ​ ​ ​ ​‍‌‍‌‍‍‌‌‍‌​​ ‌‌ ​ ‌‍‍‌‌ ‌​‌‍‌‌‌​‍​‌‍‌‌‌‍​‌‌‍‌​‌‍‌‌‌ ​‍​‍‌‍‌ ‌​‌ ‍‌‌ ​​‌‍‌‌​ ‌‌‍‍​‌‍‌‌‌‍​‌‌‍‌​‌‍‌‌‌ ​‍​‍‌‍‌ ​​‌‍​‌‌ ‌​‌‍‍​​ ‌‌‍ ​‌‍‌‌‌‍‌‍‌ ‌​‌​ ‌‌‍‌‌‌‍ ‍‌ ‌‌‌ ​ ​‍‌‌​ ‌‌‌​​‍‌‌ ‌‍‍ ‌‍‌‌‌ ‍‌​‍‌‌​ ​ ‌​‌​​‍‌‌​ ​ ‌​‌​​‍‌‌​ ​‍​ ​‍‌‍‌‍‌‍‌‍​ ‌​​ ‌‌‌‍‌‌​ ​ ‌‍‌‌‌‍​‌‌‍​ ​ ‍‌‌‍​ ​ ‍‌​‍‌‌​ ​‍​ ​‍​‍‌‌​ ‌‌‌​‌​​‍ ‍‌ ‌​‌‍‌‌‌ ‍​‌ ‌​​‍‌‍‌ ​​‌‍‌‌‌ ​‍‌ ​ ‌ ​​‌‍‌‌‌‍​ ‌ ‌​‌‍‍‌‌ ‌‍‌‍‌‌​ ‌‌ ​​‌ ‌‌‌‍​‍‌‍ ​‌‍‍‌‌ ​ ‌‍‍​‌‍‌‌‌‍‌​​‍​‍‌ ‌